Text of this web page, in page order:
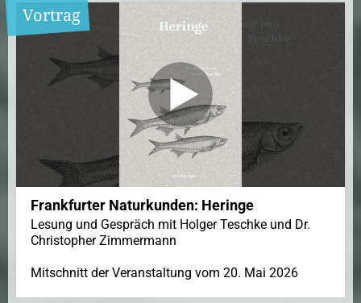
Vortrag
Frankfurter Naturkunden: Heringe
Lesung und Gespräch mit Holger Teschke und Dr.
Christopher Zimmermann
Mitschnitt der Veranstaltung vom 20. Mai 2026